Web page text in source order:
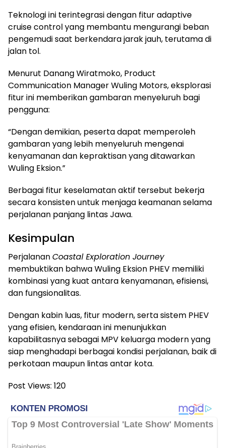
Teknologi ini terintegrasi dengan fitur adaptive
cruise control yang membantu mengurangi beban
pengemudi saat berkendara jarak jauh, terutama di
jalan tol.
Menurut Danang Wiratmoko, Product
Communication Manager Wuling Motors, eksplorasi
fitur ini memberikan gambaran menyeluruh bagi
pengguna:
“Dengan demikian, peserta dapat memperoleh
gambaran yang lebih menyeluruh mengenai
kenyamanan dan kepraktisan yang ditawarkan
Wuling Eksion.”
Berbagai fitur keselamatan aktif tersebut bekerja
secara konsisten untuk menjaga keamanan selama
perjalanan panjang lintas Jawa.
Kesimpulan
PerjalananCoastal Exploration Journey
membuktikan bahwa Wuling Eksion PHEV memiliki
kombinasi yang kuat antara kenyamanan, efisiensi,
dan fungsionalitas.
Dengan kabin luas, fitur modern, serta sistem PHEV
yang efisien, kendaraan ini menunjukkan
kapabilitasnya sebagai MPV keluarga modern yang
siap menghadapi berbagai kondisi perjalanan, baik di
perkotaan maupun lintas antar kota.
Post Views: 120